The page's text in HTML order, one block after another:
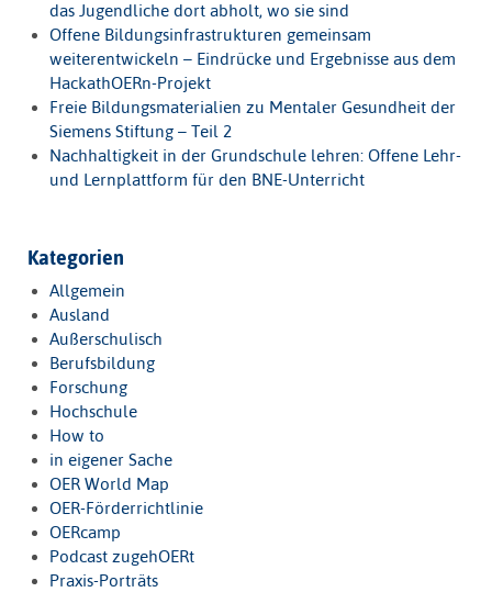
das Jugendliche dort abholt, wo sie sind
Offene Bildungsinfrastrukturen gemeinsam
weiterentwickeln – Eindrücke und Ergebnisse aus dem
HackathOERn-Projekt
Freie Bildungsmaterialien zu Mentaler Gesundheit der
Siemens Stiftung – Teil 2
Nachhaltigkeit in der Grundschule lehren: Offene Lehr-
und Lernplattform für den BNE-Unterricht
Kategorien
Allgemein
Ausland
Außerschulisch
Berufsbildung
Forschung
Hochschule
How to
in eigener Sache
OER World Map
OER-Förderrichtlinie
OERcamp
Podcast zugehOERt
Praxis-Porträts